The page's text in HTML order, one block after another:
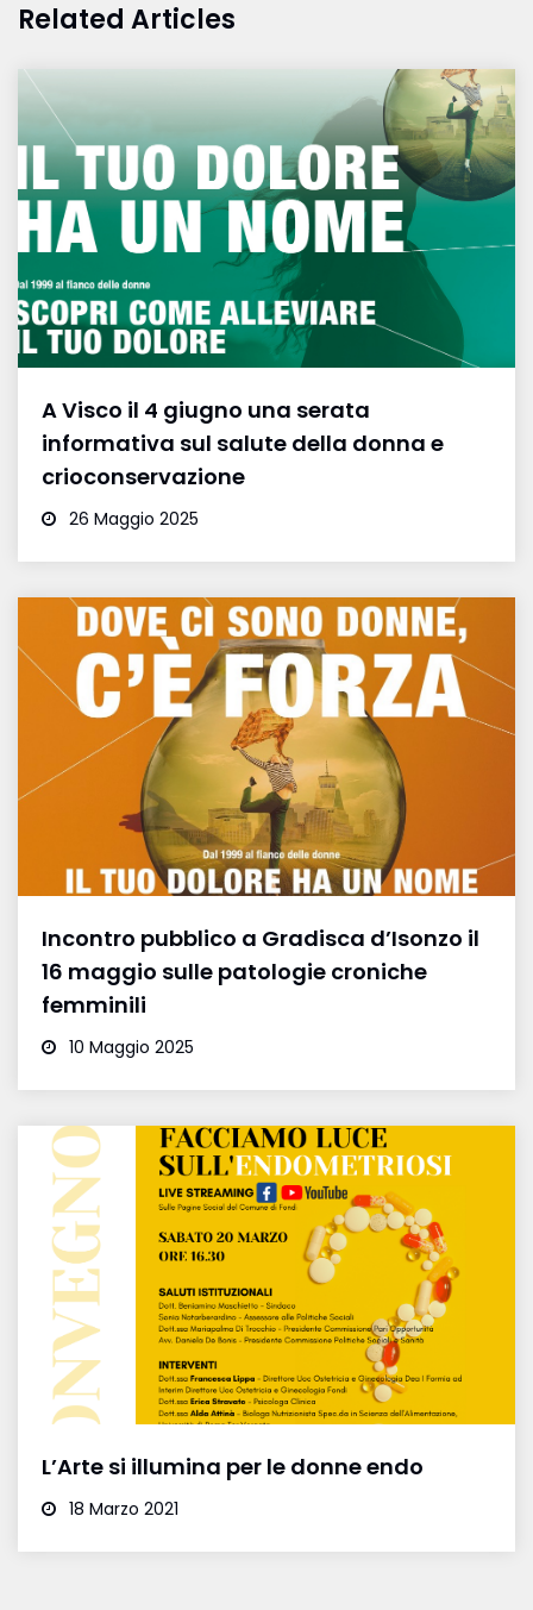
Related Articles
A Visco il 4 giugno una serata
informativa sul salute della donna e
crioconservazione
26 Maggio 2025
Incontro pubblico a Gradisca d’Isonzo il
16 maggio sulle patologie croniche
femminili
10 Maggio 2025
L’Arte si illumina per le donne endo
18 Marzo 2021